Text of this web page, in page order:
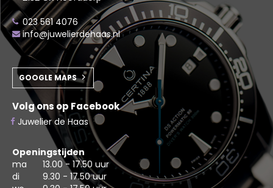
023 561 4076
info@juwelierdehaas.nl
GOOGLE MAPS
Volg ons op Facebook
Juwelier de Haas
Openingstijden
ma
13.00 - 17.50 uur
di
9.30 - 17.50 uur